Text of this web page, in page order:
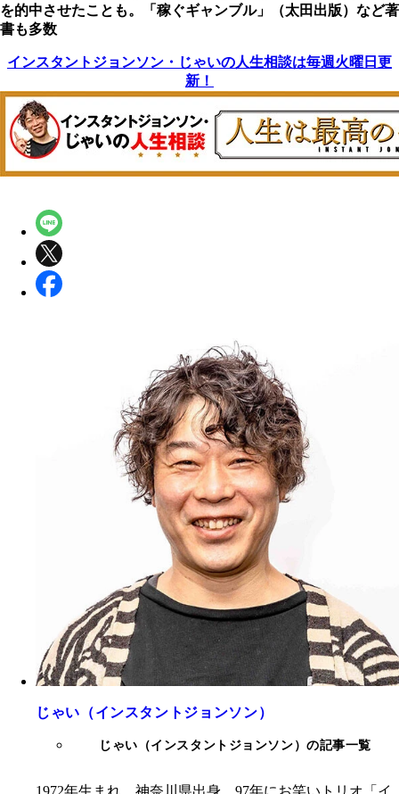
を的中させたことも。「稼ぐギャンブル」（太田出版）など著
書も多数
インスタントジョンソン・じゃいの人生相談は毎週火曜日更
新！
じゃい（インスタントジョンソン）
じゃい（インスタントジョンソン）の記事一覧
1972年生まれ、神奈川県出身。97年にお笑いトリオ「イ